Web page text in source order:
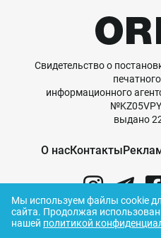
Свидетельство о
информационного
выдано
О насКонтакты
Мы используем файлы cookie
сайта. Продолжая
нашей политикой